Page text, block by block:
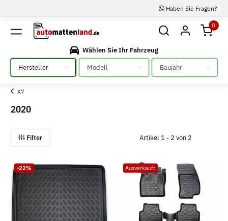
Haben Sie Fragen?
0
Wählen Sie Ihr Fahrzeug
Bitte auswählen
Bitte auswählen Bitte auswählen
X7
2020
Filter Artikel 1 - 2 von 2
-22% Ausverkauft